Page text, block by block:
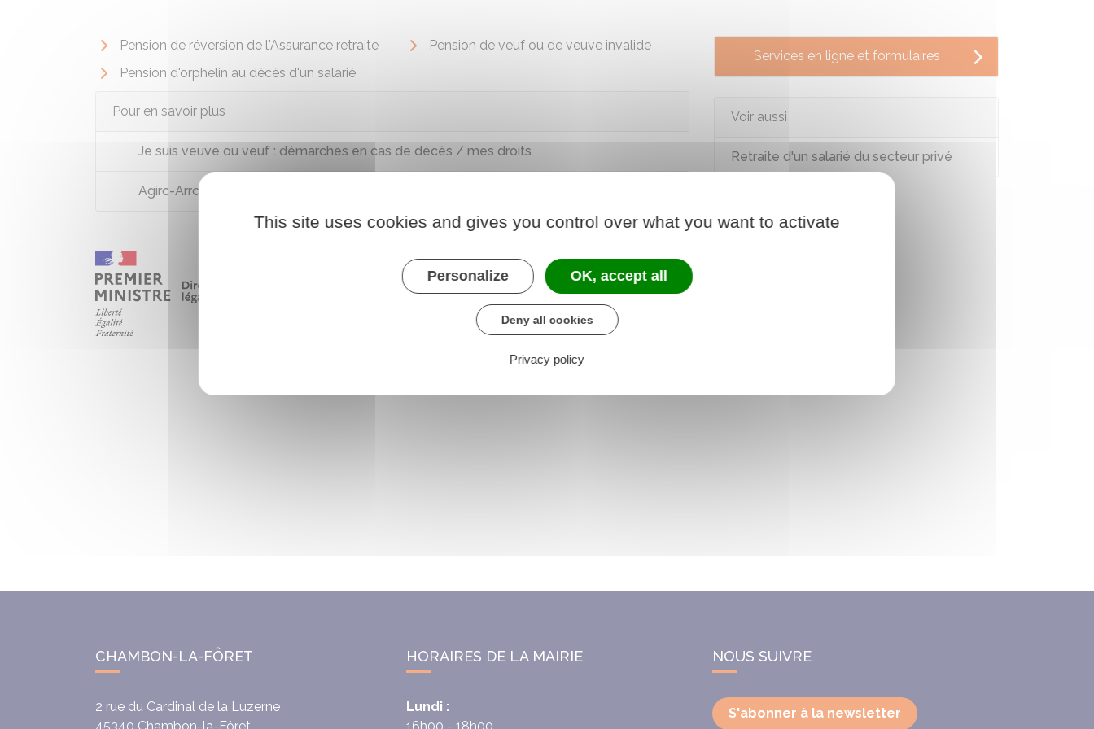
Pension de réversion de l'Assurance retraite
Pension de veuf ou de veuve invalide
Pension d'orphelin au décès d'un salarié
Pour en savoir plus
Je suis veuve ou veuf : démarches en cas de décès / mes droits
Agirc-Arrco : la pension de réversion du conjoint ou ex-conjoint
Services en ligne et formulaires
Voir aussi
Retraite d'un salarié du secteur privé
CHAMBON-LA-FÔRET
2 rue du Cardinal de la Luzerne
HORAIRES DE LA MAIRIE
Lundi :
NOUS SUIVRE
S'abonner à la newsletter
This site uses cookies and gives you control over what you want to activate
Personalize OK, accept all
Deny all cookies
Privacy policy